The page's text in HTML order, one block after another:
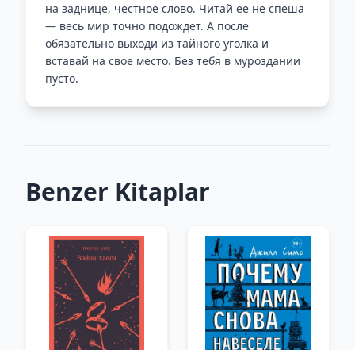
на заднице, честное слово. Читай ее не спеша
— весь мир точно подождет. А после
обязательно выходи из тайного уголка и
вставай на свое место. Без тебя в муроздании
пусто.
Benzer Kitaplar